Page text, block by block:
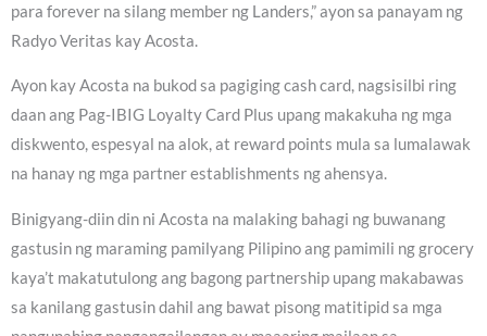
para forever na silang member ng Landers,” ayon sa panayam ng
Radyo Veritas kay Acosta.
Ayon kay Acosta na bukod sa pagiging cash card, nagsisilbi ring
daan ang Pag-IBIG Loyalty Card Plus upang makakuha ng mga
diskwento, espesyal na alok, at reward points mula sa lumalawak
na hanay ng mga partner establishments ng ahensya.
Binigyang-diin din ni Acosta na malaking bahagi ng buwanang
gastusin ng maraming pamilyang Pilipino ang pamimili ng grocery
kaya’t makatutulong ang bagong partnership upang makabawas
sa kanilang gastusin dahil ang bawat pisong matitipid sa mga